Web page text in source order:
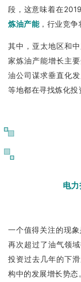
段，这意味着在
炼油产能，行业竞争
其中，亚太地区和
家炼油产能增长主
油公司谋求垂直化
等地都在寻找炼化投
电
一个值得关注的现
再次超过了油气领
投资过去几年的下
构中的发展增长势态。